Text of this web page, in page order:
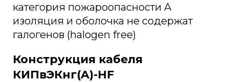
категория пожароопасности A
изоляция и оболочка не содержат
галогенов (halogen free)
Конструкция кабеля
КИПвЭКнг(A)-HF